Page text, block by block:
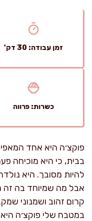
זמן עבודה: 30 דק'
כשרות: פרווה
פוקצ׳ה היא אחד
בבית, כי היא מוכיחה
להיות מסובך. היא
אבל מה שמיוחד בה זה
קרום זהוב ושמנוני
במטבח שלי פוקצ׳ה היא